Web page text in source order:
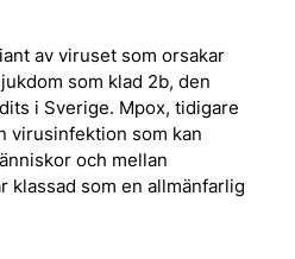
av viruset som orsakar
som klad 2b, den
i Sverige. Mpox, tidigare
virusinfektion som kan
och mellan
klassad som en allmänfarlig